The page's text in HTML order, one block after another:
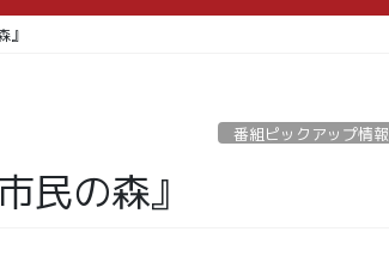
』
番組ピックアップ情報
民の森』